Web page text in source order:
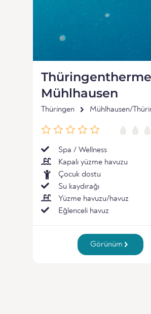
Thüringentherme
Mühlhausen
Thüringen Mühlhausen/
Spa / Wellness
Kapalı yüzme havuzu
Çocuk dostu
Su kaydırağı
Yüzme havuzu/havuz
Eğlenceli havuz
Görünüm